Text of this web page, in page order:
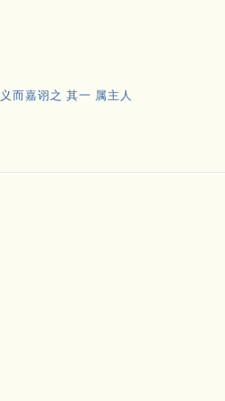
而嘉诩之 其一 属主人